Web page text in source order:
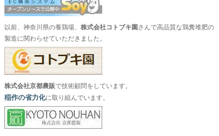
以前、神奈川県の養鶏場、 株式会社コトブキ園 さんで高品質な鶏糞堆肥の
製造に関わらせていただきました。
株式会社京都農販で技術顧問をしています。
稲作の省力化に取り組んでいます。